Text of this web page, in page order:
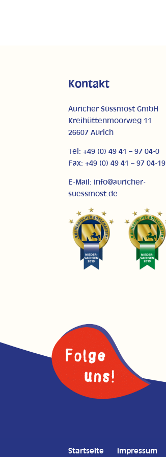
Kontakt
Auricher Süssmost GmbH
Kreihüttenmoorweg 11
26607 Aurich
Tel: +49 (0) 49 41 – 97 04-0
Fax: +49 (0) 49 41 – 97 04-19
E-Mail: info@auricher-
suessmost.de
Startseite Impressum